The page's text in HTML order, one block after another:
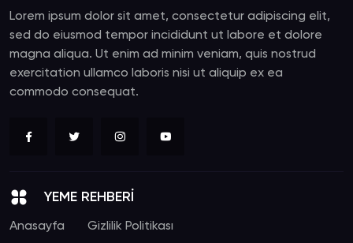
Lorem ipsum dolor sit amet, consectetur adipiscing elit,
sed do eiusmod tempor incididunt ut labore et dolore
magna aliqua. Ut enim ad minim veniam, quis nostrud
exercitation ullamco laboris nisi ut aliquip ex ea
commodo consequat.
YEME REHBERİ
Anasayfa Gizlilik Politikası